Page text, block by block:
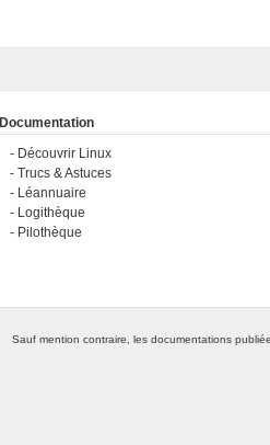
Documentation
Découvrir Linux
Trucs & Astuces
Léannuaire
Logithèque
Pilothèque
Sauf mention contraire, les documentations